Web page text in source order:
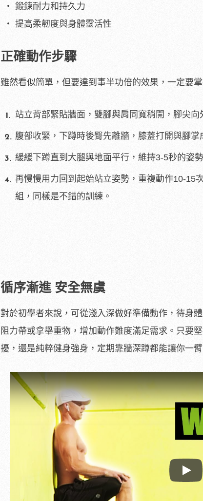
鍛鍊耐力和持久力
提高柔韌度與身體靈活性
正確動作步驟
雖然看似簡單，但要達到事半功倍的效果，一定要
站立背部緊貼牆面，雙腳與肩同寬稍開，腳尖向
腹部收緊，下蹲時後臀先離牆，膝蓋打開與腳掌
緩緩下蹲直到大腿與地面平行，維持3-5秒的姿勢
再慢慢用力回到起始站立姿勢，重複動作10-15
組，同樣是不錯的訓練。
循序漸進 安全無虞
對於初學者來說，可從淺入深做好準備動作，待身
阻力帶或拿舉重物，增加動作難度滿足需求。只要
擾，還是純粹健身強身，定期靠牆深蹲都能讓你一
Play